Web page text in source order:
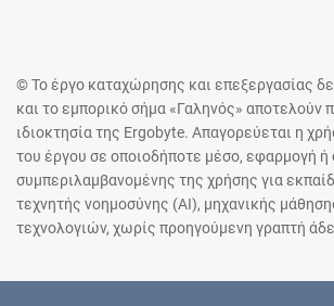
© Το έργο καταχώρησης και επεξεργασίας
και το εμπορικό σήμα «Γαληνός» αποτελούν
ιδιοκτησία της Ergobyte. Απαγορεύεται η
του έργου σε οποιοδήποτε μέσο, εφαρμογή ή
συμπεριλαμβανομένης της χρήσης για
τεχνητής νοημοσύνης (AI), μηχανικής
τεχνολογιών, χωρίς προηγούμενη γραπτή